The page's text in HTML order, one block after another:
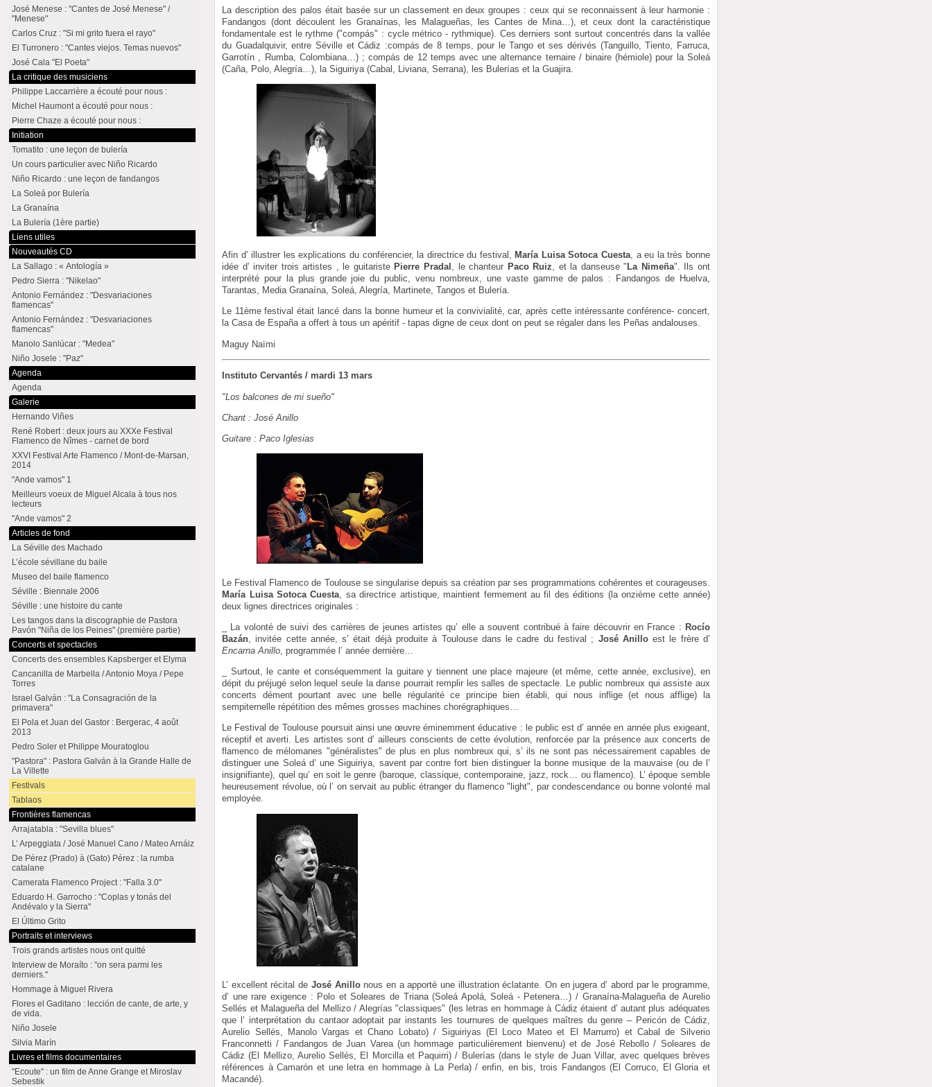
La description des palos était basée sur un classement en deux groupes : ceux qui se reconnaissent à leur harmonie :
Fandangos (dont découlent les Granaínas, les Malagueñas, les Cantes de Mina…), et ceux dont la caractéristique
fondamentale est le rythme ("compás" : cycle métrico - rythmique). Ces derniers sont surtout concentrés dans la vallée
du Guadalquivir, entre Séville et Cádiz :compás de 8 temps, pour le Tango et ses dérivés (Tanguillo, Tiento, Farruca,
Garrotín , Rumba, Colombiana…) ; compás de 12 temps avec une alternance ternaire / binaire (hémiole) pour la Soleá
(Caña, Polo, Alegría…), la Siguiriya (Cabal, Liviana, Serrana), les Bulerías et la Guajira.
Afin d’ illustrer les explications du conférencier, la directrice du festival, María Luisa Sotoca Cuesta, a eu la très bonne
idée d’ inviter trois artistes , le guitariste Pierre Pradal , le chanteur Paco Ruiz, et la danseuse " La Nimeña". Ils ont
interprété pour la plus grande joie du public, venu nombreux, une vaste gamme de palos : Fandangos de Huelva,
Tarantas, Media Granaína, Soleá, Alegría, Martinete, Tangos et Bulería.
Le 11ème festival était lancé dans la bonne humeur et la convivialité, car, après cette intéressante conférence- concert,
la Casa de España a offert à tous un apéritif - tapas digne de ceux dont on peut se régaler dans les Peñas andalouses.
Maguy Naïmi
Instituto Cervantés / mardi 13 mars
"Los balcones de mi sueño"
Chant : José Anillo
Guitare : Paco Iglesias
Le Festival Flamenco de Toulouse se singularise depuis sa création par ses programmations cohérentes et courageuses.
María Luisa Sotoca Cuesta , sa directrice artistique, maintient fermement au fil des éditions (la onzième cette année)
deux lignes directrices originales :
_ La volonté de suivi des carrières de jeunes artistes qu’ elle a souvent contribué à faire découvrir en France : Rocío
Bazán , invitée cette année, s’ était déjà produite à Toulouse dans le cadre du festival ; José Anilloest le frère d’
Encarna Anillo , programmée l’ année dernière…
_ Surtout, le cante et conséquemment la guitare y tiennent une place majeure (et même, cette année, exclusive), en
dépit du préjugé selon lequel seule la danse pourrait remplir les salles de spectacle. Le public nombreux qui assiste aux
concerts dément pourtant avec une belle régularité ce principe bien établi, qui nous inflige (et nous afflige) la
sempiternelle répétition des mêmes grosses machines chorégraphiques…
Le Festival de Toulouse poursuit ainsi une œuvre éminemment éducative : le public est d’ année en année plus exigeant,
réceptif et averti. Les artistes sont d’ ailleurs conscients de cette évolution, renforcée par la présence aux concerts de
flamenco de mélomanes "généralistes" de plus en plus nombreux qui, s’ ils ne sont pas nécessairement capables de
distinguer une Soleá d’ une Siguiriya, savent par contre fort bien distinguer la bonne musique de la mauvaise (ou de l’
insignifiante), quel qu’ en soit le genre (baroque, classique, contemporaine, jazz, rock… ou flamenco). L’ époque semble
heureusement révolue, où l’ on servait au public étranger du flamenco "light", par condescendance ou bonne volonté mal
employée.
L’ excellent récital de José Anillonous en a apporté une illustration éclatante. On en jugera d’ abord par le programme,
d’ une rare exigence : Polo et Soleares de Triana (Soleá Apolá, Soleá - Petenera…) / Granaína-Malagueña de Aurelio
Sellés et Malagueña del Mellizo / Alegrías "classiques" (les letras en hommage à Cádiz étaient d’ autant plus adéquates
que l’ interprétation du cantaor adoptait par instants les tournures de quelques maîtres du genre – Pericón de Cádiz,
Aurelio Sellés, Manolo Vargas et Chano Lobato) / Siguiriyas (El Loco Mateo et El Marrurro) et Cabal de Silverio
Franconnetti / Fandangos de Juan Varea (un hommage particulièrement bienvenu) et de José Rebollo / Soleares de
Cádiz (El Mellizo, Aurelio Sellés, El Morcilla et Paquirri) / Bulerías (dans le style de Juan Villar, avec quelques brèves
références à Camarón et une letra en hommage à La Perla) / enfin, en bis, trois Fandangos (El Corruco, El Gloria et
Macandé).
José Menese : "Cantes de José Menese" /
"Menese"
Carlos Cruz : "Si mi grito fuera el rayo"
El Turronero : "Cantes viejos. Temas nuevos"
José Cala "El Poeta"
La critique des musiciens
Philippe Laccarrière a écouté pour nous :
Michel Haumont a écouté pour nous :
Pierre Chaze a écouté pour nous :
Initiation
Tomatito : une leçon de bulería
Un cours particulier avec Niño Ricardo
Niño Ricardo : une leçon de fandangos
La Soleá por Bulería
La Granaína
La Bulería (1ère partie)
Liens utiles
Nouveautés CD
La Sallago : « Antología »
Pedro Sierra : "Nikelao"
Antonio Fernández : "Desvariaciones
flamencas"
Antonio Fernández : "Desvariaciones
flamencas"
Manolo Sanlúcar : "Medea"
Niño Josele : "Paz"
Agenda
Agenda
Galerie
Hernando Viñes
René Robert : deux jours au XXXe Festival
Flamenco de Nîmes - carnet de bord
XXVI Festival Arte Flamenco / Mont-de-Marsan,
2014
"Ande vamos" 1
Meilleurs voeux de Miguel Alcala à tous nos
lecteurs
"Ande vamos" 2
Articles de fond
La Séville des Machado
L’école sévillane du baile
Museo del baile flamenco
Séville : Biennale 2006
Séville : une histoire du cante
Les tangos dans la discographie de Pastora
Pavón "Niña de los Peines" (première partie)
Concerts et spectacles
Concerts des ensembles Kapsberger et Elyma
Cancanilla de Marbella / Antonio Moya / Pepe
Torres
Israel Galván : "La Consagración de la
primavera"
El Pola et Juan del Gastor : Bergerac, 4 août
2013
Pedro Soler et Philippe Mouratoglou
"Pastora" : Pastora Galván à la Grande Halle de
La Villette
Festivals
Tablaos
Frontières flamencas
Arrajatabla : "Sevilla blues"
L’ Arpeggiata / José Manuel Cano / Mateo Arnáiz
De Pérez (Prado) à (Gato) Pérez : la rumba
catalane
Camerata Flamenco Project : "Falla 3.0"
Eduardo H. Garrocho : "Coplas y tonás del
Andévalo y la Sierra"
El Último Grito
Portraits et interviews
Trois grands artistes nous ont quitté
Interview de Moraíto : "on sera parmi les
derniers."
Hommage à Miguel Rivera
Flores el Gaditano : lección de cante, de arte, y
de vida.
Niño Josele
Silvia Marín
Livres et films documentaires
"Ecoute" : un film de Anne Grange et Miroslav
Sebestik